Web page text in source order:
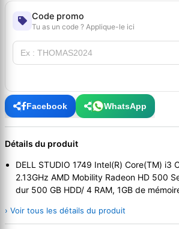
Code promo
Tu as un code ? Applique-le ici
Facebook WhatsApp
Détails du produit
DELL STUDIO 1749 Intel(R) Core(TM) i3
2.13GHz AMD Mobility Radeon HD 500
dur 500 GB HDD/ 4 RAM, 1GB de
› Voir tous les détails du produit